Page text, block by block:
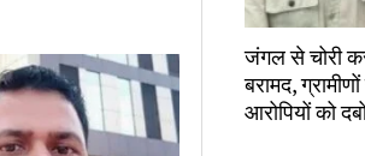
जंगल से चोरी
बरामद,
आरोपियों को